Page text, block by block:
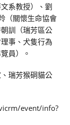
系教授）、劉
（關懷生命協會
訓（瑞芳區公
事、犬隻行為
員）。
瑞芳猴硐貓公
event/info?